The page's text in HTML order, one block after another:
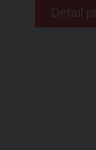
Detail